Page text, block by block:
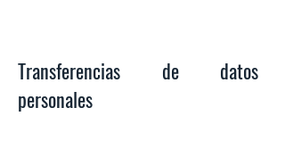
Transferencias de datos
personales